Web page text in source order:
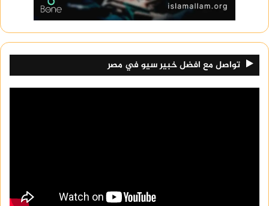
تواصل مع افضل خبير سيو في مصر